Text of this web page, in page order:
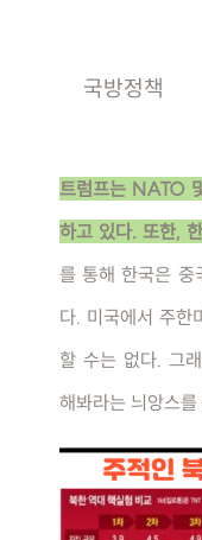
국방정책
트럼프는 NATO
하고 있다. 또한,
를 통해 한국은 중
다. 미국에서 주한
할 수는 없다. 그
해봐라는 늬앙스